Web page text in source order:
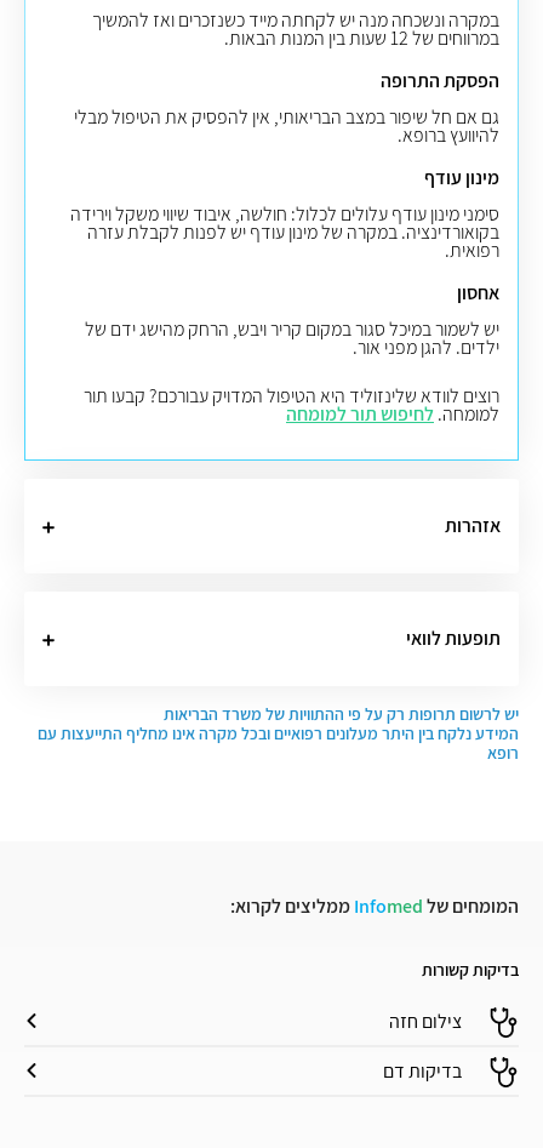
במקרה ונשכחה מנה יש לקחתה מייד כשנזכרים ואז להמשיך
במרווחים של 12 שעות בין המנות הבאות.
הפסקת התרופה
גם אם חל שיפור במצב הבריאותי, אין להפסיק את הטיפול מבלי
להיוועץ ברופא.
מינון עודף
סימני מינון עודף עלולים לכלול: חולשה, איבוד שיווי משקל וירידה
בקואורדינציה. במקרה של מינון עודף יש לפנות לקבלת עזרה
רפואית.
אחסון
יש לשמור במיכל סגור במקום קריר ויבש, הרחק מהישג ידם של
ילדים. להגן מפני אור.
רוצים לוודא שלינזוליד היא הטיפול המדויק עבורכם? קבעו תור
למומחה.לחיפוש תור למומחה
אזהרות
תופעות לוואי
יש לרשום תרופות רק על פי ההתוויות של משרד הבריאות
המידע נלקח בין היתר מעלונים רפואיים ובכל מקרה אינו מחליף התייעצות עם
רופא
המומחים של Infomed ממליצים לקרוא:
בדיקות קשורות
צילום חזה
בדיקות דם